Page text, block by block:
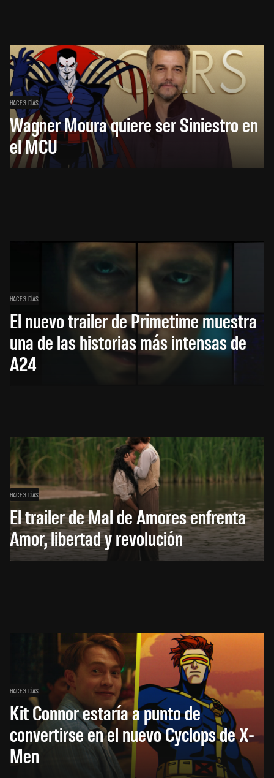
HACE 3 DÍAS
Wagner Moura quiere ser Siniestro en
el MCU
HACE 3 DÍAS
El nuevo trailer de Primetime muestra
una de las historias más intensas de
A24
HACE 3 DÍAS
El trailer de Mal de Amores enfrenta
Amor, libertad y revolución
HACE 3 DÍAS
Kit Connor estaría a punto de
convertirse en el nuevo Cyclops de X-
Men